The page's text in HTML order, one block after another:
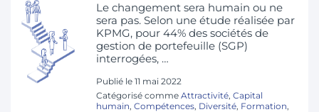
Le changement sera humain ou ne
sera pas. Selon une étude réalisée par
KPMG, pour 44% des sociétés de
gestion de portefeuille (SGP)
interrogées, …
Publié le 11 mai 2022
Catégorisé comme Attractivité, Capital
humain, Compétences, Diversité, Formation,